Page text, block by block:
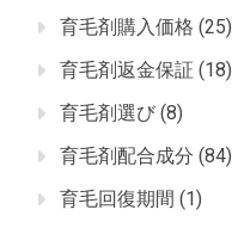
育毛剤購入価格 (25)
育毛剤返金保証 (18)
育毛剤選び (8)
育毛剤配合成分 (84)
育毛回復期間 (1)